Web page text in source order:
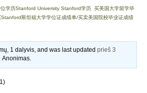
学历Stanford University Stanford学历 买美国大学留学毕
Stanford斯坦福大学学位证成绩单/买卖美国院校毕业证成绩
1 dalyvis, and was last updatedprieš 3
Anonimas.